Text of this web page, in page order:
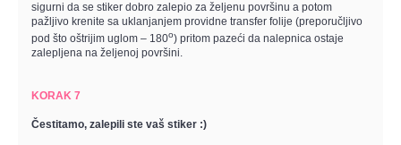
sigurni da se stiker dobro zalepio za željenu površinu a potom
pažljivo krenite sa uklanjanjem providne transfer folije (preporučljivo
pod što oštrijim uglom – 180o) pritom pazeći da nalepnica ostaje
zalepljena na željenoj površini.
KORAK 7
Čestitamo, zalepili ste vaš stiker :)